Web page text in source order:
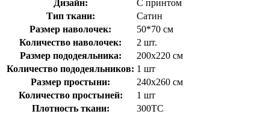
Дизайн:
С принтом
Тип ткани:
Сатин
Размер наволочек:
50*70 см
Количество наволочек:
2 шт.
Размер пододеяльника:
200x220 см
Количество пододеяльников: 1 шт
Размер простыни:
240x260 см
Количество простыней:
1 шт
Плотность ткани:
300ТС